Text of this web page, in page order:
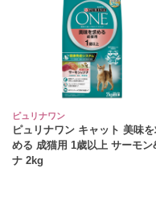
ピュリナワン
ピュリナワン キャット 美味
める 成猫用 1歳以上 サーモン
ナ 2kg